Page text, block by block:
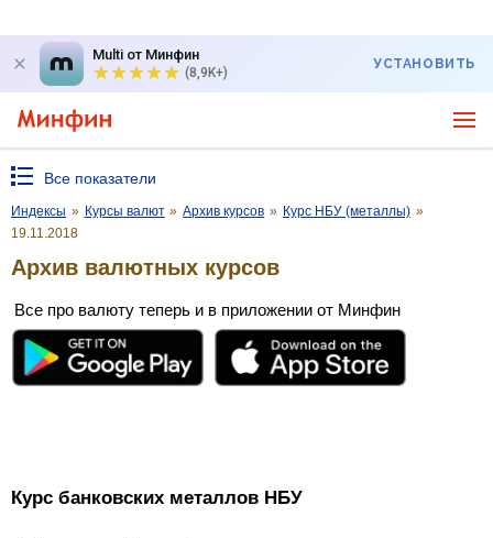
Multi от Минфин
(8,9K+)
УСТАНОВИТЬ
Все показатели
Индексы » Курсы валют » Архив курсов » Курс НБУ (металлы) »
19.11.2018
Архив валютных курсов
Все про валюту теперь и в приложении от Минфин
Курс банковских металлов НБУ